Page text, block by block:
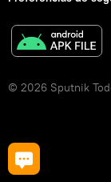
© 2026 Sputnik